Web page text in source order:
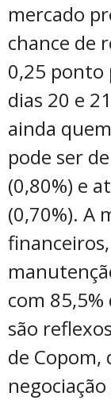
mercado
chance de
0,25 ponto
dias 20 e
ainda
pode ser
(0,80%) e
(0,70%). A
com
são
de Copom,